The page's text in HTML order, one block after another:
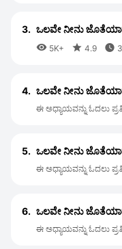
3. ಒಲವೇ ನೀನು
 5K+  4.9 
4. ಒಲವೇ ನೀನು
ಈ ಅಧ್ಯಾಯವನ್ನು ಓದಲು
5. ಒಲವೇ ನೀನು
ಈ ಅಧ್ಯಾಯವನ್ನು ಓದಲು
6. ಒಲವೇ ನೀನು
ಈ ಅಧ್ಯಾಯವನ್ನು ಓದಲು